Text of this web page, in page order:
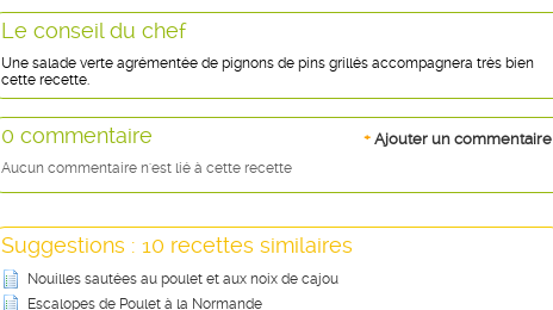
Le conseil du chef
Une salade verte agrémentée de pignons de pins grillés accompagnera très bien
cette recette.
+ Ajouter un commentaire
0 commentaire
Aucun commentaire n'est lié à cette recette
Suggestions : 10 recettes similaires
Nouilles sautées au poulet et aux noix de cajou
Escalopes de Poulet à la Normande